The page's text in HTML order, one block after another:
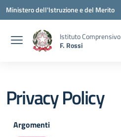
Vai ai contenuti
Vai al menu di navigazione
Vai al footer
Ministero dell'Istruzione e del Merito
Istituto Comprensivo
F. Rossi
Privacy Policy
Argomenti